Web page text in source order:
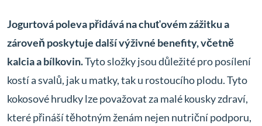
Jogurtová poleva přidává na chuťovém zážitku a
zároveň poskytuje další výživné benefity, včetně
kalcia a bílkovin.Tyto složky jsou důležité pro posílení
kostí a svalů, jak u matky, tak u rostoucího plodu. Tyto
kokosové hrudky lze považovat za malé kousky zdraví,
které přináší těhotným ženám nejen nutriční podporu,